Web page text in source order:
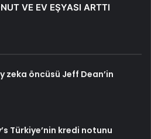
VE EV EŞYASI ARTTI
öncüsü Jeff Dean’in
Türkiye’nin kredi notunu